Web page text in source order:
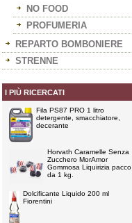
NO FOOD
PROFUMERIA
REPARTO BOMBONIERE
STRENNE
I PIÙ RICERCATI
Fila PS87 PRO 1 litro
detergente, smacchiatore,
decerante
Horvath Caramelle Senza
Zucchero MorAmor
Gommosa Liquirizia pacco
da 1 kg.
Dolcificante Liquido 200 ml
Fiorentini